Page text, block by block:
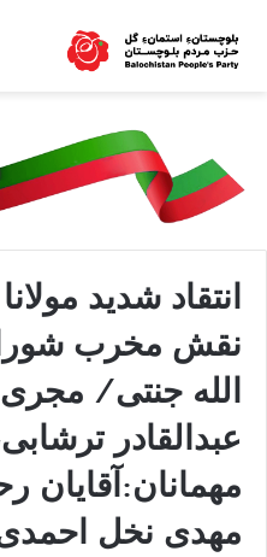
انتقاد شدید
نقش مخرب
الله جنتی/ مجری
عبدالقادر
مهمانان:آقایان
مهدی نخل